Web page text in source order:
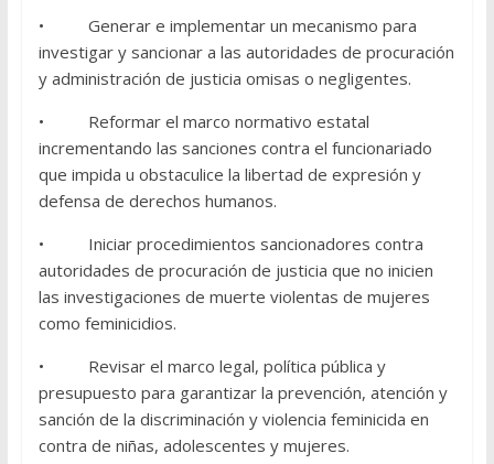
• Generar e implementar un mecanismo para
investigar y sancionar a las autoridades de procuración
y administración de justicia omisas o negligentes.
• Reformar el marco normativo estatal
incrementando las sanciones contra el funcionariado
que impida u obstaculice la libertad de expresión y
defensa de derechos humanos.
• Iniciar procedimientos sancionadores contra
autoridades de procuración de justicia que no inicien
las investigaciones de muerte violentas de mujeres
como feminicidios.
• Revisar el marco legal, política pública y
presupuesto para garantizar la prevención, atención y
sanción de la discriminación y violencia feminicida en
contra de niñas, adolescentes y mujeres.